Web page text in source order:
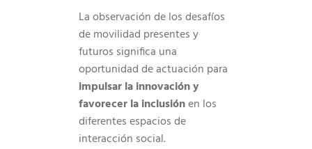
La observación de los desafíos
de movilidad presentes y
futuros significa una
oportunidad de actuación para
impulsar la innovación y
favorecer la inclusiónen los
diferentes espacios de
interacción social.